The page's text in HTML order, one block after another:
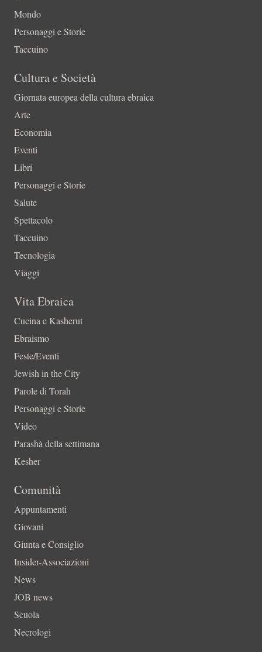
Mondo
Personaggi e Storie
Taccuino
Cultura e Società
Giornata europea della cultura ebraica
Arte
Economia
Eventi
Libri
Personaggi e Storie
Salute
Spettacolo
Taccuino
Tecnologia
Viaggi
Vita Ebraica
Cucina e Kasherut
Ebraismo
Feste/Eventi
Jewish in the City
Parole di Torah
Personaggi e Storie
Video
Parashà della settimana
Kesher
Comunità
Appuntamenti
Giovani
Giunta e Consiglio
Insider-Associazioni
News
JOB news
Scuola
Necrologi